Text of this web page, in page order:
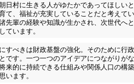
日村に生きる人がゆたかであってほしい
て、福祉が充実していることだと考えて
先輩の経験や知識が生かされ、次世代へ
ています。
すべきは財政基盤の強化。そのために行
です。一つ一つのアイデアにつながりが
来的に持続できる仕組みや関係人口の構
います。